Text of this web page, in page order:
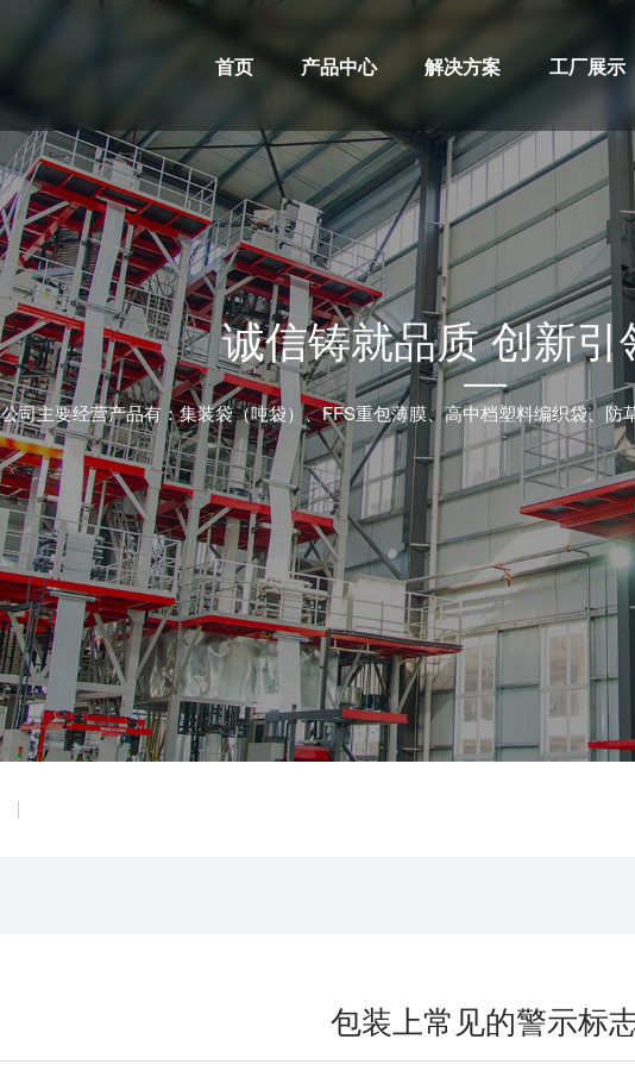
首页 产品中心
集装袋(吨袋)
FFS重包膜
周转袋
编织袋
解决方案 工厂展示
设备展示
厂区展示
诚信铸就品质 创新引
公司主要经营产品有：集装袋（吨袋）、FFS重包薄膜、高中档塑料编织袋、
包装上常见的警示标